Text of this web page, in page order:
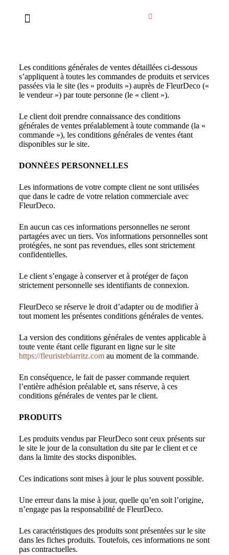
Les conditions générales de ventes détaillées ci-dessous
s’appliquent à toutes les commandes de produits et services
passées via le site (les « produits ») auprès de FleurDeco («
le vendeur ») par toute personne (le « client »).
Le client doit prendre connaissance des conditions
générales de ventes préalablement à toute commande (la «
commande »), les conditions générales de ventes étant
disponibles sur le site.
DONNÉES PERSONNELLES
Les informations de votre compte client ne sont utilisées
que dans le cadre de votre relation commerciale avec
FleurDeco.
En aucun cas ces informations personnelles ne seront
partagées avec un tiers. Vos informations personnelles sont
protégées, ne sont pas revendues, elles sont strictement
confidentielles.
Le client s’engage à conserver et à protéger de façon
strictement personnelle ses identifiants de connexion.
FleurDeco se réserve le droit d’adapter ou de modifier à
tout moment les présentes conditions générales de ventes.
La version des conditions générales de ventes applicable à
toute vente étant celle figurant en ligne sur le site
https://fleuristebiarritz.comau moment de la commande.
En conséquence, le fait de passer commande requiert
l’entière adhésion préalable et, sans réserve, à ces
conditions générales de ventes par le client.
PRODUITS
Les produits vendus par FleurDeco sont ceux présents sur
le site le jour de la consultation du site par le client et ce
dans la limite des stocks disponibles.
Ces indications sont mises à jour le plus souvent possible.
Une erreur dans la mise à jour, quelle qu’en soit l’origine,
n’engage pas la responsabilité de FleurDeco.
Les caractéristiques des produits sont présentées sur le site
dans les fiches produits. Toutefois, ces informations ne sont
pas contractuelles.